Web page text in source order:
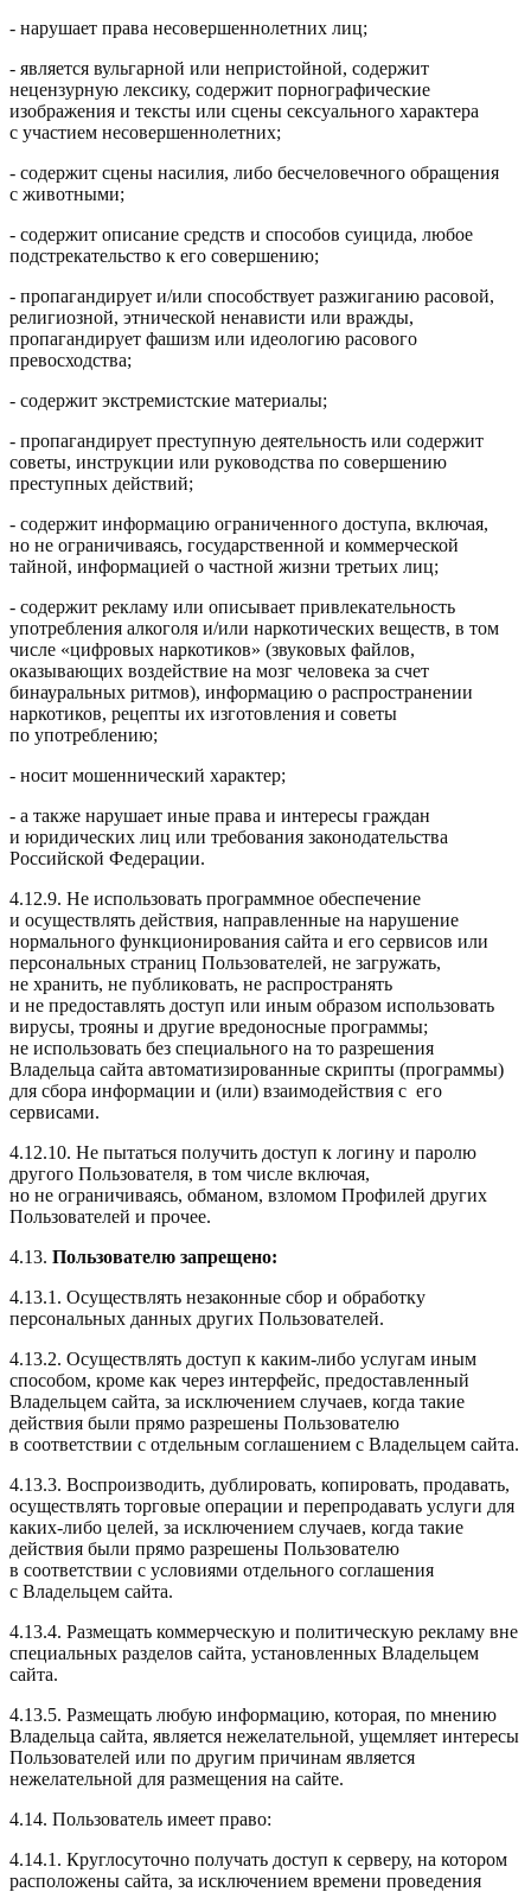
- нарушает права несовершеннолетних лиц;
- является вульгарной или непристойной, содержит
нецензурную лексику, содержит порнографические
изображения и тексты или сцены сексуального характера
с участием несовершеннолетних;
- содержит сцены насилия, либо бесчеловечного обращения
с животными;
- содержит описание средств и способов суицида, любое
подстрекательство к его совершению;
- пропагандирует и/или способствует разжиганию расовой,
религиозной, этнической ненависти или вражды,
пропагандирует фашизм или идеологию расового
превосходства;
- содержит экстремистские материалы;
- пропагандирует преступную деятельность или содержит
советы, инструкции или руководства по совершению
преступных действий;
- содержит информацию ограниченного доступа, включая,
но не ограничиваясь, государственной и коммерческой
тайной, информацией о частной жизни третьих лиц;
- содержит рекламу или описывает привлекательность
употребления алкоголя и/или наркотических веществ, в том
числе «цифровых наркотиков» (звуковых файлов,
оказывающих воздействие на мозг человека за счет
бинауральных ритмов), информацию о распространении
наркотиков, рецепты их изготовления и советы
по употреблению;
- носит мошеннический характер;
- а также нарушает иные права и интересы граждан
и юридических лиц или требования законодательства
Российской Федерации.
4.12.9. Не использовать программное обеспечение
и осуществлять действия, направленные на нарушение
нормального функционирования сайта и его сервисов или
персональных страниц Пользователей, не загружать,
не хранить, не публиковать, не распространять
и не предоставлять доступ или иным образом использовать
вирусы, трояны и другие вредоносные программы;
не использовать без специального на то разрешения
Владельца сайта автоматизированные скрипты (программы)
для сбора информации и (или) взаимодействия с его
сервисами.
4.12.10. Не пытаться получить доступ к логину и паролю
другого Пользователя, в том числе включая,
но не ограничиваясь, обманом, взломом Профилей других
Пользователей и прочее.
4.13. Пользователю запрещено:
4.13.1. Осуществлять незаконные сбор и обработку
персональных данных других Пользователей.
4.13.2. Осуществлять доступ к каким-либо услугам иным
способом, кроме как через интерфейс, предоставленный
Владельцем сайта, за исключением случаев, когда такие
действия были прямо разрешены Пользователю
в соответствии с отдельным соглашением с Владельцем сайта.
4.13.3. Воспроизводить, дублировать, копировать, продавать,
осуществлять торговые операции и перепродавать услуги для
каких-либо целей, за исключением случаев, когда такие
действия были прямо разрешены Пользователю
в соответствии с условиями отдельного соглашения
с Владельцем сайта.
4.13.4. Размещать коммерческую и политическую рекламу вне
специальных разделов сайта, установленных Владельцем
сайта.
4.13.5. Размещать любую информацию, которая, по мнению
Владельца сайта, является нежелательной, ущемляет интересы
Пользователей или по другим причинам является
нежелательной для размещения на сайте.
4.14. Пользователь имеет право:
4.14.1. Круглосуточно получать доступ к серверу, на котором
расположены сайта, за исключением времени проведения